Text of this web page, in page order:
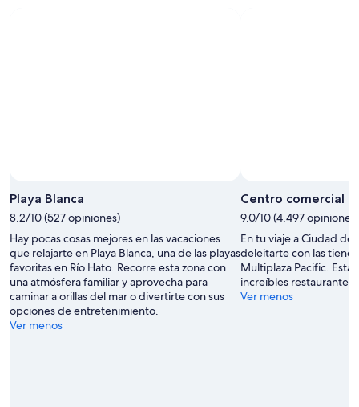
Playa Blanca
8.2/10 (527 opiniones)
Hay pocas cosas mejores en las vacaciones
que relajarte en Playa Blanca, una de las playas
favoritas en Río Hato. Recorre esta zona con
una atmósfera familiar y aprovecha para
caminar a orillas del mar o divertirte con sus
opciones de entretenimiento.
Ver menos
Centro comercial
9.0/10 (4,497 opiniones)
En tu viaje a Ciudad de
deleitarte con las
Multiplaza Pacific. Esta
increíbles restaurantes.
Ver menos